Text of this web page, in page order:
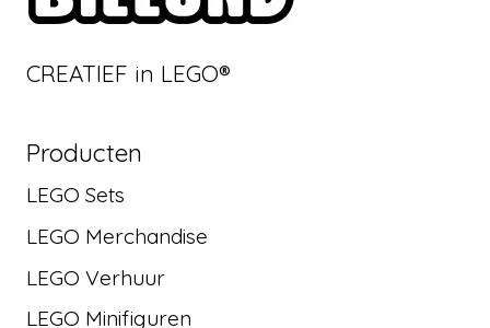
CREATIEF in LEGO®
Producten
LEGO Sets
LEGO Merchandise
LEGO Verhuur
LEGO Minifiguren